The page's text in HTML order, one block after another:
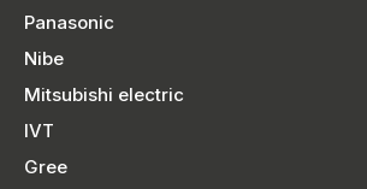
Panasonic
Nibe
Mitsubishi electric
IVT
Gree